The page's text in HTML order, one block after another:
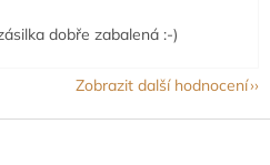
dobře zabalená :-)
Zobrazit další hodnocení